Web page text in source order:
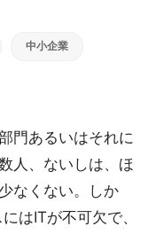
中小企業
門あるいはそれに
人、ないしは、ほ
なくない。しか
はITが不可欠で、